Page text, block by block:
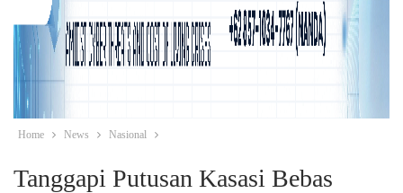
Home News Nasional
Tanggapi Putusan Kasasi Bebas